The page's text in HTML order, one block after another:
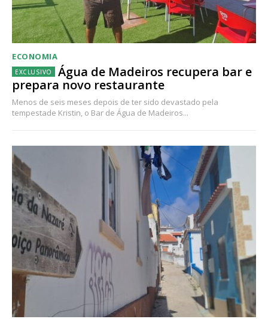
ECONOMIA
Água de Madeiros recupera bar e
prepara novo restaurante
Menos de seis meses depois de ter sido devastado pela
tempestade Kristin, o Bar de Água de Madeiros...